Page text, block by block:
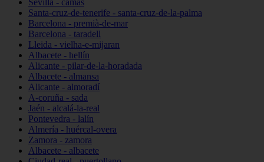
Sevilla - camas
Santa-cruz-de-tenerife - santa-cruz-de-la-palma
Barcelona - premià-de-mar
Barcelona - taradell
Lleida - vielha-e-mijaran
Albacete - hellín
Alicante - pilar-de-la-horadada
Albacete - almansa
Alicante - almoradí
A-coruña - sada
Jaén - alcalá-la-real
Pontevedra - lalín
Almería - huércal-overa
Zamora - zamora
Albacete - albacete